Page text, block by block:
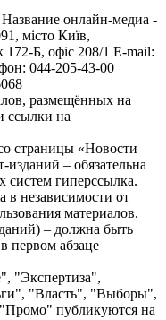
онлайн-медиа -
місто Київ,
Б, офіс 208/1 E-mail:
044-205-43-00
размещённых на
ссылки на
страницы «Новости
– обязательна
систем гиперссылка.
в независимости от
материалов.
– должна быть
первом абзаце
"Экспертиза",
"Власть", "Выборы",
публикуются на